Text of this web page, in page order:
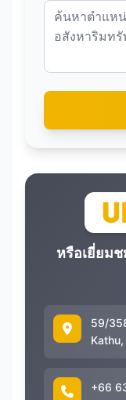
หรือเยี่ยม
59/
+66